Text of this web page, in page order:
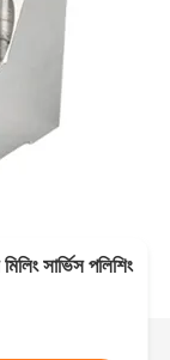
সার্ভিস পলিশিং